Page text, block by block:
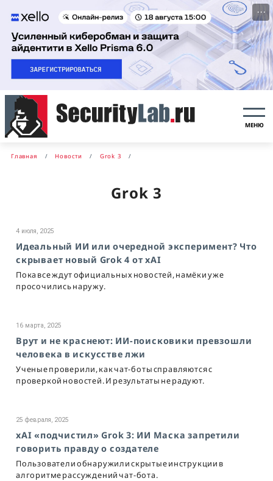
···
МЕНЮ
Главная Новости Grok 3
Grok 3
4 июля, 2025
Идеальный ИИ или очередной эксперимент? Что
скрывает новый Grok 4 от xAI
Пока все ждут официальных новостей, намёки уже
просочились наружу.
16 марта, 2025
Врут и не краснеют: ИИ-поисковики превзошли
человека в искусстве лжи
Ученые проверили, как чат-боты справляются с
проверкой новостей. И результаты не радуют.
25 февраля, 2025
xAI «подчистил» Grok 3: ИИ Маска запретили
говорить правду о создателе
Пользователи обнаружили скрытые инструкции в
алгоритме рассуждений чат-бота.